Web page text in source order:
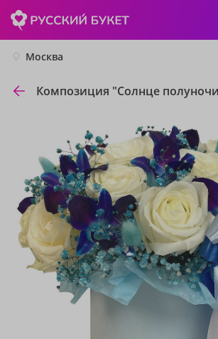
Москва
Композиция "Солнце